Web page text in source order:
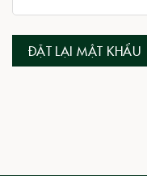
ĐẶT LẠI MẬT KHẨU